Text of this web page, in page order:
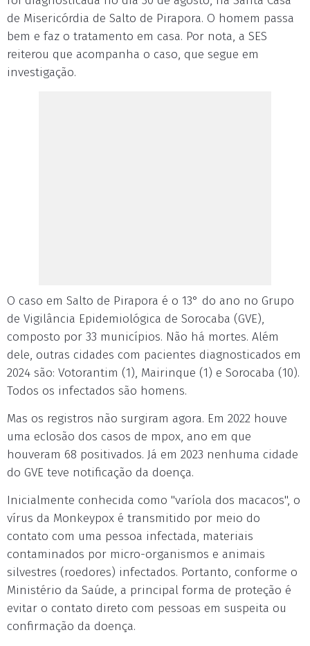
de Misericórdia de Salto de Pirapora. O homem passa
bem e faz o tratamento em casa. Por nota, a SES
reiterou que acompanha o caso, que segue em
investigação.
O caso em Salto de Pirapora é o 13° do ano no Grupo
de Vigilância Epidemiológica de Sorocaba (GVE),
composto por 33 municípios. Não há mortes. Além
dele, outras cidades com pacientes diagnosticados em
2024 são: Votorantim (1), Mairinque (1) e Sorocaba (10).
Todos os infectados são homens.
Mas os registros não surgiram agora. Em 2022 houve
uma eclosão dos casos de mpox, ano em que
houveram 68 positivados. Já em 2023 nenhuma cidade
do GVE teve notificação da doença.
Inicialmente conhecida como "varíola dos macacos", o
vírus da Monkeypox é transmitido por meio do
contato com uma pessoa infectada, materiais
contaminados por micro-organismos e animais
silvestres (roedores) infectados. Portanto, conforme o
Ministério da Saúde, a principal forma de proteção é
evitar o contato direto com pessoas em suspeita ou
confirmação da doença.